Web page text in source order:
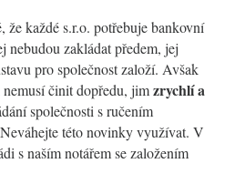
že každé s.r.o. potřebuje bankovní
zakládat předem, jej
pro společnost založí. Avšak
činit dopředu, jimzrychlí a
společnosti s ručením
této novinky využívat. V
s naším notářem se založením